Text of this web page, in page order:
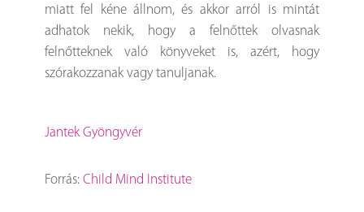
miatt fel kéne állnom, és akkor arról is mintát
adhatok nekik, hogy a felnőttek olvasnak
felnőtteknek való könyveket is, azért, hogy
szórakozzanak vagy tanuljanak.
Jantek Gyöngyvér
Forrás:Child Mind Institute